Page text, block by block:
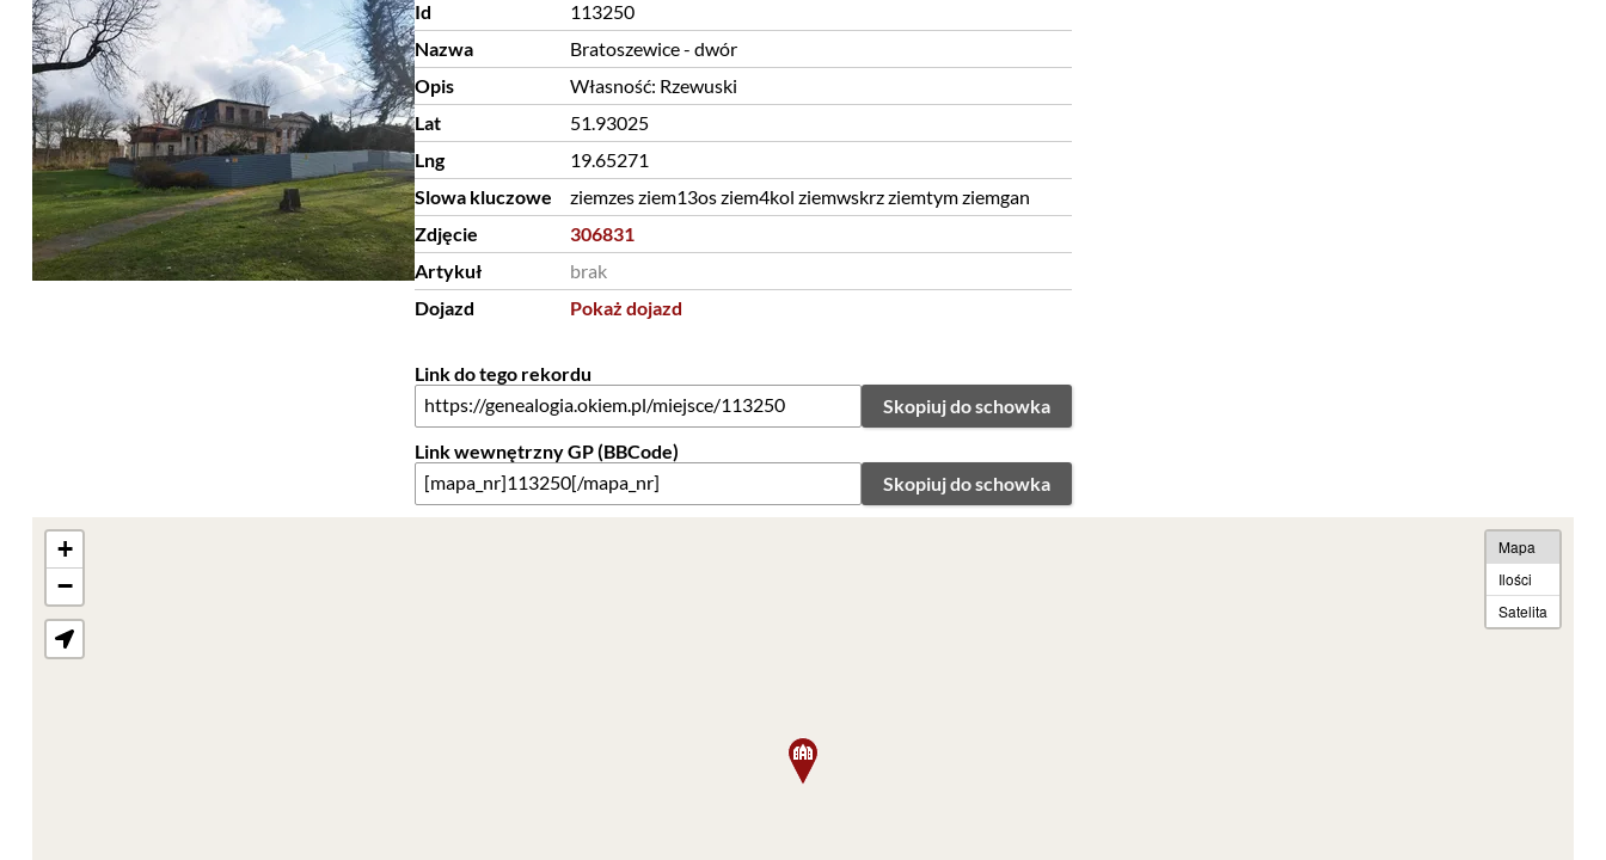
Id
113250
Nazwa
Bratoszewice - dwór
Opis
Własność: Rzewuski
Lat
51.93025
Lng
19.65271
Slowa kluczowe
ziemzes ziem13os ziem4kol ziemwskrz ziemtym ziemgan
Zdjęcie
306831
Artykuł
brak
Dojazd
Pokaż dojazd
Link do tego rekordu
Skopiuj do schowka
Link wewnętrzny GP (BBCode)
Skopiuj do schowka
+
−
Mapa
Ilości
Satelita